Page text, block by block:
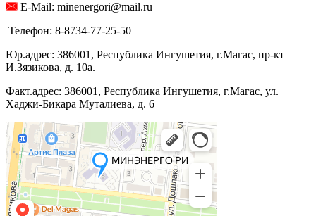
E-Mail: minenergori@mail.ru
Телефон: 8-8734-77-25-50
Юр.адрес: 386001, Республика Ингушетия, г.Магас, пр-кт
И.Зязикова, д. 10а.
Факт.адрес: 386001, Республика Ингушетия, г.Магас, ул.
Хаджи-Бикара Муталиева, д. 6